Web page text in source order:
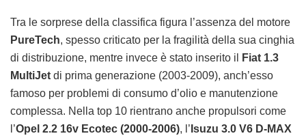
Tra le sorprese della classifica figura l’assenza del motore
PureTech, spesso criticato per la fragilità della sua cinghia
di distribuzione, mentre invece è stato inserito il
Fiat 1.3
MultiJet di prima generazione (2003-2009), anch’esso
famoso per problemi di consumo d’olio e manutenzione
complessa. Nella top 10 rientrano anche propulsori come
l’Opel 2.2 16v Ecotec (2000-2006), l’ Isuzu 3.0 V6 D-MAX